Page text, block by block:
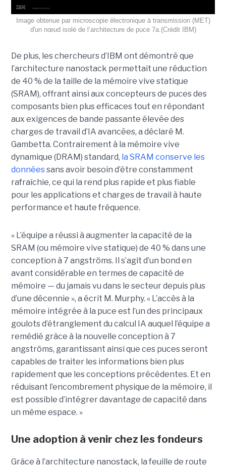
Image obtenue par microscopie électronique à transmission (MET)
d'un nœud isolé de l’architecture de puce 7a.(Crédit IBM)
De plus, les chercheurs d’IBM ont démontré que
l’architecture nanostack permettait une réduction
de 40 % de la taille de la mémoire vive statique
(SRAM), offrant ainsi aux concepteurs de puces des
composants bien plus efficaces tout en répondant
aux exigences de bande passante élevée des
charges de travail d’IA avancées, a déclaré M.
Gambetta. Contrairement à la mémoire vive
dynamique (DRAM) standard, la SRAM conserve les
donnéessans avoir besoin d’être constamment
rafraîchie, ce qui la rend plus rapide et plus fiable
pour les applications et charges de travail à haute
performance et haute fréquence.
« L’équipe a réussi à augmenter la capacité de la
SRAM (ou mémoire vive statique) de 40 % dans une
conception à 7 angströms. Il s’agit d’un bond en
avant considérable en termes de capacité de
mémoire — du jamais vu dans le secteur depuis plus
d’une décennie », a écrit M. Murphy. « L’accès à la
mémoire intégrée à la puce est l’un des principaux
goulots d’étranglement du calcul IA auquel l’équipe a
remédié grâce à la nouvelle conception à 7
angströms, garantissant ainsi que ces puces seront
capables de traiter les informations bien plus
rapidement que les conceptions précédentes. Et en
réduisant l’encombrement physique de la mémoire, il
est possible d’intégrer davantage de capacité dans
un même espace. »
Une adoption à venir chez les fondeurs
Grâce à l’architecture nanostack, la feuille de route